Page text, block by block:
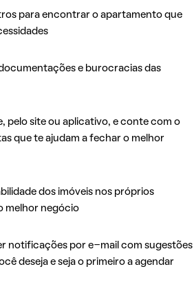
para encontrar o apartamento que
e burocracias das
pelo site ou aplicativo, e conte com o
que te ajudam a fechar o melhor
dos imóveis nos próprios
melhor negócio
notificações por e-mail com sugestões
deseja e seja o primeiro a agendar